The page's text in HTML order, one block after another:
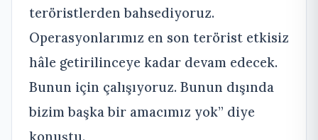
teröristlerden bahsediyoruz.
Operasyonlarımız en son terörist etkisiz
hâle getirilinceye kadar devam edecek.
Bunun için çalışıyoruz. Bunun dışında
bizim başka bir amacımız yok” diye